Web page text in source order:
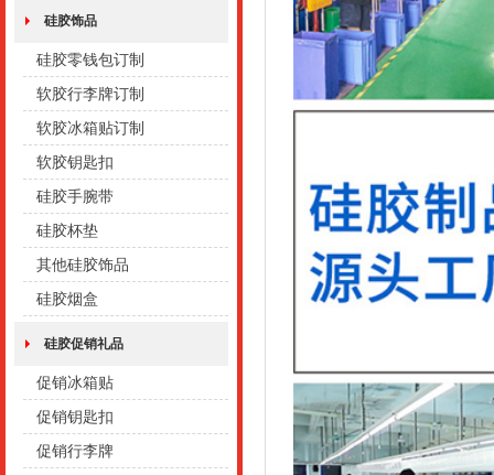
硅胶饰品
硅胶零钱包订制
软胶行李牌订制
软胶冰箱贴订制
软胶钥匙扣
硅胶手腕带
硅胶杯垫
其他硅胶饰品
硅胶烟盒
硅胶促销礼品
促销冰箱贴
促销钥匙扣
促销行李牌